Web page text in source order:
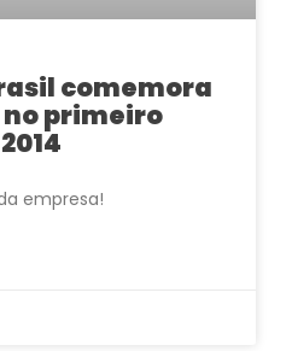
comemora
primeiro
empresa!